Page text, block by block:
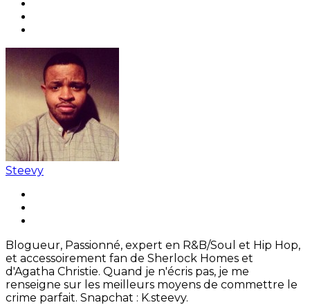
Steevy
Blogueur, Passionné, expert en R&B/Soul et Hip Hop,
et accessoirement fan de Sherlock Homes et
d'Agatha Christie. Quand je n'écris pas, je me
renseigne sur les meilleurs moyens de commettre le
crime parfait. Snapchat : K.steevy.